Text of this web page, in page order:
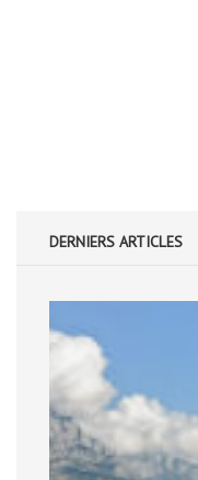
DERNIERS ARTICLES